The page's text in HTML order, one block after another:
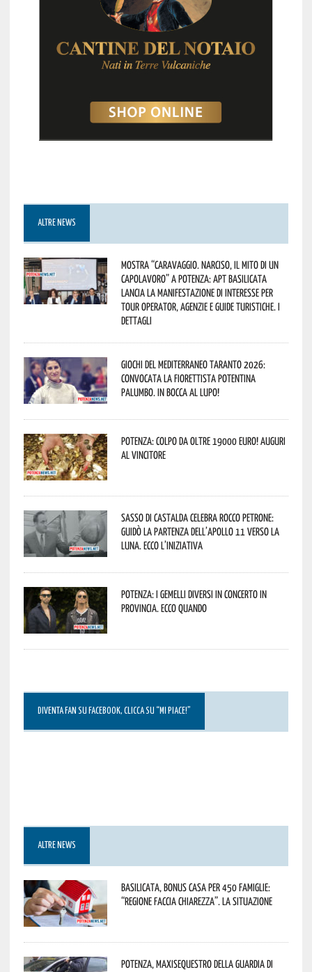
ALTRE NEWS
Mostra “Caravaggio. Narciso, il mito di un
capolavoro” a Potenza: APT Basilicata
lancia la manifestazione di interesse per
Tour Operator, Agenzie e Guide Turistiche. I
dettagli
Giochi del Mediterraneo Taranto 2026:
convocata la fiorettista potentina
Palumbo. In bocca al lupo!
Potenza: colpo da oltre 19000 Euro! Auguri
al vincitore
Sasso di Castalda celebra Rocco Petrone:
guidò la partenza dell’Apollo 11 verso la
Luna. Ecco l’iniziativa
Potenza: i Gemelli DiVersi in concerto in
provincia. Ecco quando
DIVENTA FAN SU FACEBOOK, CLICCA SU “MI PIACE!”
ALTRE NEWS
Basilicata, Bonus casa per 450 famiglie:
“Regione faccia chiarezza”. La situazione
Potenza, maxisequestro della Guardia di